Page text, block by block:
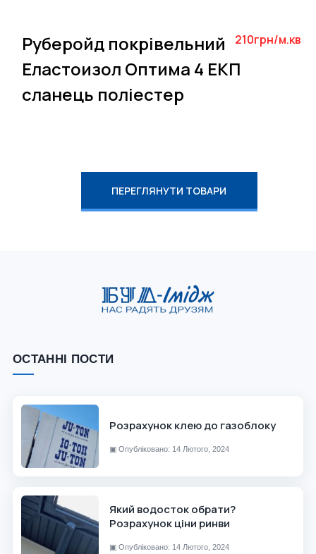
Руберойд покрівельний
Еластоизол Оптима 4 ЕКП
сланець поліестер
210грн/м.кв
ПЕРЕГЛЯНУТИ ТОВАРИ
ОСТАННІ ПОСТИ
Розрахунок клею до газоблоку
▣ Опубліковано: 14 Лютого, 2024
Який водосток обрати?
Розрахунок ціни ринви
▣ Опубліковано: 14 Лютого, 2024